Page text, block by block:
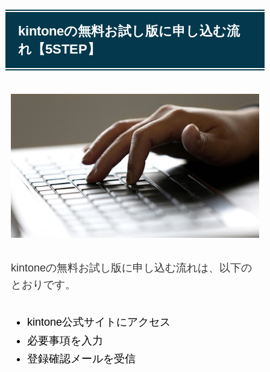
kintoneの無料お試し版に申し込む流
れ【5STEP】
kintoneの無料お試し版に申し込む流れは、以下の
とおりです。
kintone公式サイトにアクセス
必要事項を入力
登録確認メールを受信